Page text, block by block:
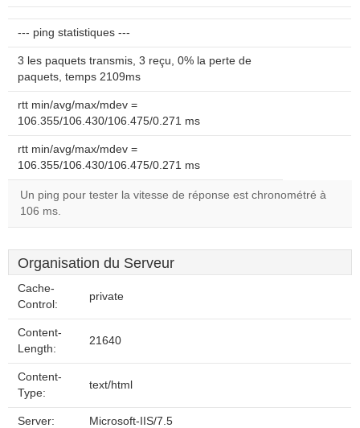
--- ping statistiques ---
3 les paquets transmis, 3 reçu, 0% la perte de
paquets, temps 2109ms
rtt min/avg/max/mdev =
106.355/106.430/106.475/0.271 ms
rtt min/avg/max/mdev =
106.355/106.430/106.475/0.271 ms
Un ping pour tester la vitesse de réponse est chronométré à
106 ms.
Organisation du Serveur
Cache-
Control:
private
Content-
Length:
21640
Content-
Type:
text/html
Server: Microsoft-IIS/7.5